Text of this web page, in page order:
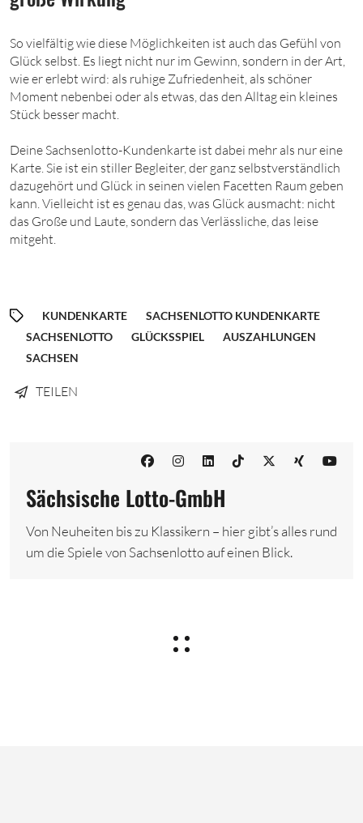
So vielfältig wie diese Möglichkeiten ist auch das Gefühl von
Glück selbst. Es liegt nicht nur im Gewinn, sondern in der Art,
wie er erlebt wird: als ruhige Zufriedenheit, als schöner
Moment nebenbei oder als etwas, das den Alltag ein kleines
Stück besser macht.
Deine Sachsenlotto-Kundenkarte ist dabei mehr als nur eine
Karte. Sie ist ein stiller Begleiter, der ganz selbstverständlich
dazugehört und Glück in seinen vielen Facetten Raum geben
kann. Vielleicht ist es genau das, was Glück ausmacht: nicht
das Große und Laute, sondern das Verlässliche, das leise
mitgeht.
KUNDENKARTE
SACHSENLOTTO KUNDENKARTE
SACHSENLOTTO
GLÜCKSSPIEL
AUSZAHLUNGEN
SACHSEN
TEILEN
Sächsische Lotto-GmbH
Von Neuheiten bis zu Klassikern – hier gibt’s alles rund
um die Spiele von Sachsenlotto auf einen Blick.